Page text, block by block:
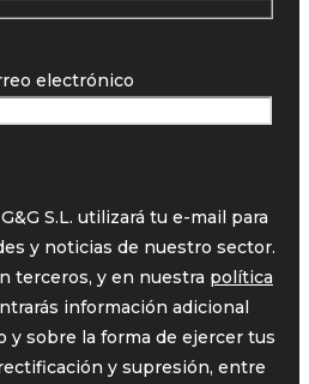
electrónico
S.L. utilizará tu e-mail para
y noticias de nuestro sector.
terceros, y en nuestra política
información adicional
y sobre la forma de ejercer tus
y supresión, entre